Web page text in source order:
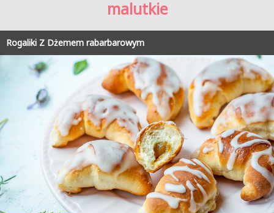
malutkie
Rogaliki Z Dżemem rabarbarowym